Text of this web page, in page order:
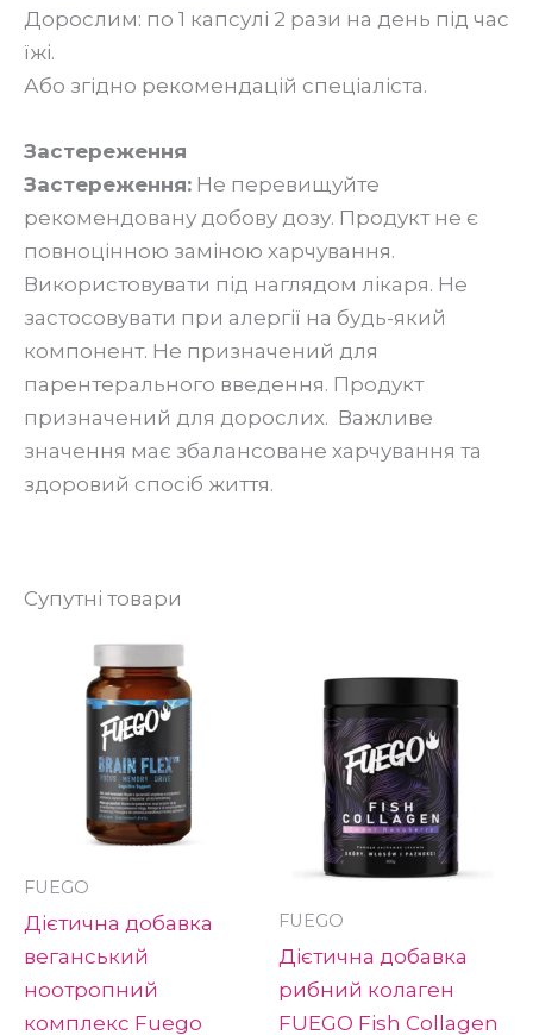
Дорослим: по 1 капсулі 2 рази на день під час
їжі.
Або згідно рекомендацій спеціаліста.
Застереження
Застереження: Не перевищуйте
рекомендовану добову дозу. Продукт не є
повноцінною заміною харчування.
Використовувати під наглядом лікаря. Не
застосовувати при алергії на будь-який
компонент. Не призначений для
парентерального введення. Продукт
призначений для дорослих. Важливе
значення має збалансоване харчування та
здоровий спосіб життя.
Супутні товари
FUEGO
Дієтична добавка
веганський
ноотропний
комплекс Fuego
FUEGO
Дієтична добавка
рибний колаген
FUEGO Fish Collagen